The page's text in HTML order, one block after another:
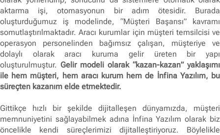
aktarma işi, otomasyonun bir adım ötesidir. Burada
oluşturduğumuz iş modelinde, “Müşteri Başarısı” kavramı
somutlaştırılmaktadır. Aracı kurumlar için müşteri temsilcisi ve
operasyon personelinden bağımsız çalışan, müşteriye ve
dolaylı olarak aracı kuruma gelir üreten bir yapı
oluşturulmuştur. Gelir modeli olarak “kazan-kazan” yaklaşımı
ile hem müşteri, hem aracı kurum hem de İnfina Yazılım, bu
süreçten kazanım elde etmektedir.
Gittikçe hızlı bir şekilde dijitalleşen dünyamızda, müşteri
memnuniyetini sağlayabilmek adına İnfina Yazılım olarak biz
öncelikle kendi süreçlerimizi dijitalleştiriyoruz. Böylelikle